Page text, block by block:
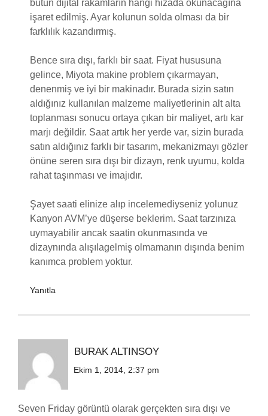
bütün dijital rakamların hangi hizada okunacağına
işaret edilmiş. Ayar kolunun solda olması da bir
farklılık kazandırmış.
Bence sıra dışı, farklı bir saat. Fiyat hususuna
gelince, Miyota makine problem çıkarmayan,
denenmiş ve iyi bir makinadır. Burada sizin satın
aldığınız kullanılan malzeme maliyetlerinin alt alta
toplanması sonucu ortaya çıkan bir maliyet, artı kar
marjı değildir. Saat artık her yerde var, sizin burada
satın aldığınız farklı bir tasarım, mekanizmayı gözler
önüne seren sıra dışı bir dizayn, renk uyumu, kolda
rahat taşınması ve imajıdır.
Şayet saati elinize alıp incelemediyseniz yolunuz
Kanyon AVM’ye düşerse beklerim. Saat tarzınıza
uymayabilir ancak saatin okunmasında ve
dizaynında alışılagelmiş olmamanın dışında benim
kanımca problem yoktur.
Yanıtla
BURAK ALTINSOY
Ekim 1, 2014, 2:37 pm
Seven Friday görüntü olarak gerçekten sıra dışı ve